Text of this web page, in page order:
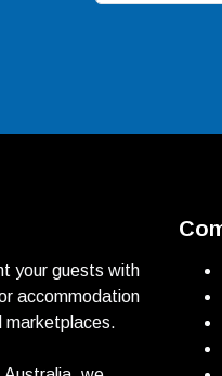
your guests with
accommodation
marketplaces.